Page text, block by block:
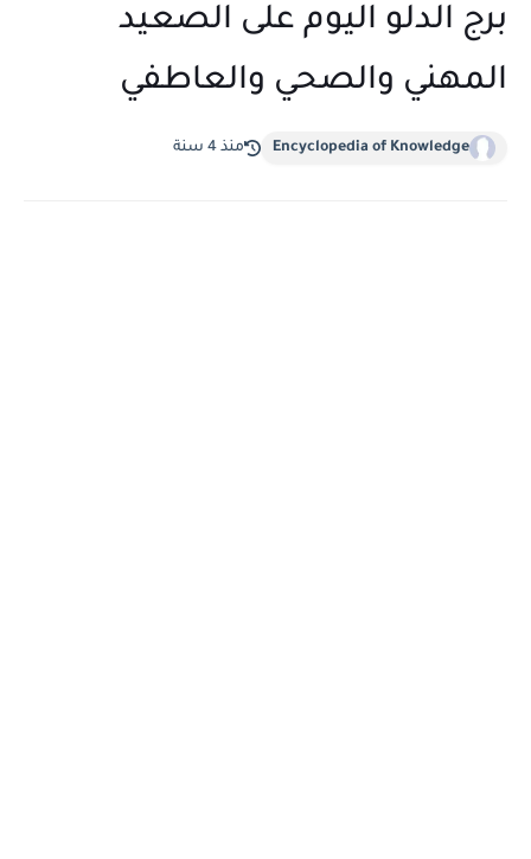
برج الدلو اليوم على الصعيد
المهني والصحي والعاطفي
Encyclopedia of Knowledge منذ 4 سنة